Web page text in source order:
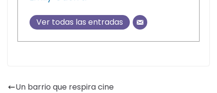
Ver todas las entradas
Un barrio que respira cine